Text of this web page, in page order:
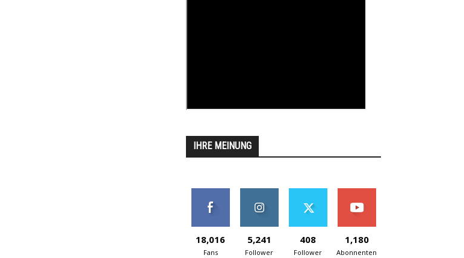
IHRE MEINUNG
18,016
Fans
5,241
Follower
408
Follower
1,180
Abonnenten